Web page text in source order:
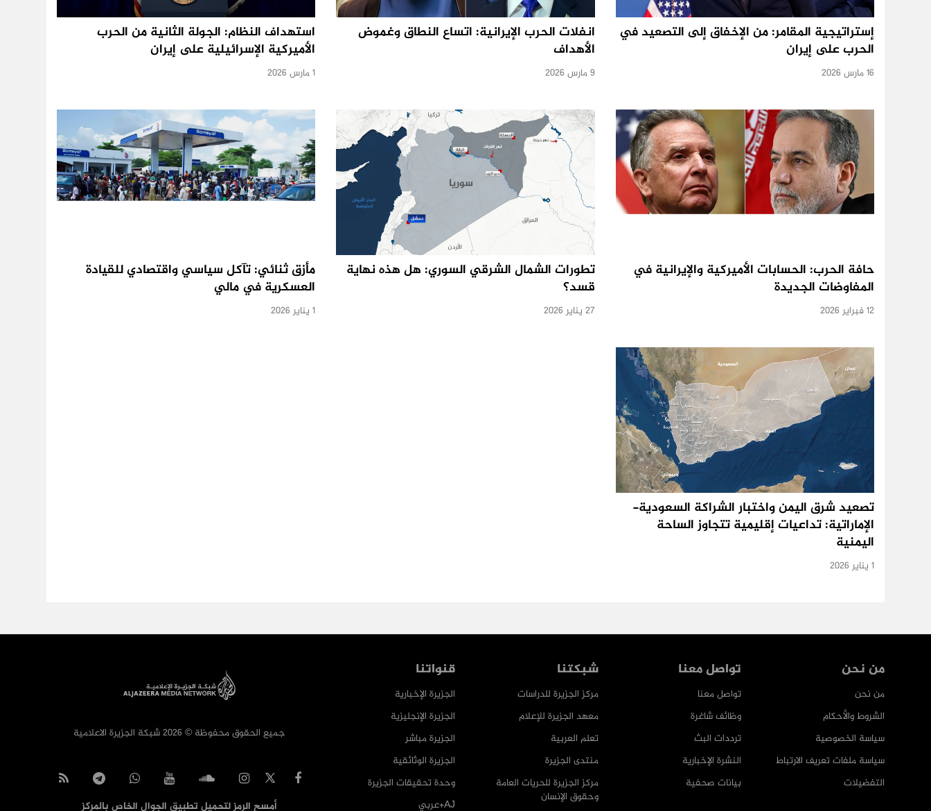
إستراتيجية المقامر: من الإخفاق إلى التصعيد في
الحرب على إيران
16 مارس 2026
انفلات الحرب الإيرانية: اتساع النطاق وغموض
الأهداف
9 مارس 2026
استهداف النظام: الجولة الثانية من الحرب
الأميركية الإسرائيلية على إيران
1 مارس 2026
حافة الحرب: الحسابات الأميركية والإيرانية في
المفاوضات الجديدة
12 فبراير 2026
تطورات الشمال الشرقي السوري: هل هذه نهاية
قسد؟
27 يناير 2026
مأزق ثنائي: تآكل سياسي واقتصادي للقيادة
العسكرية في مالي
1 يناير 2026
تصعيد شرق اليمن واختبار الشراكة السعودية-
الإماراتية: تداعيات إقليمية تتجاوز الساحة
اليمنية
1 يناير 2026
من نحن
من نحن
الشروط والأحكام
سياسة الخصوصية
سياسة ملفات تعريف الارتباط
التفضيلات
تواصل معنا
تواصل معنا
وظائف شاغرة
ترددات البث
النشرة الإخبارية
بيانات صحفية
شبكتنا
مركز الجزيرة للدراسات
معهد الجزيرة للإعلام
تعلم العربية
منتدى الجزيرة
مركز الجزيرة للحريات العامة
وحقوق الإنسان
قنواتنا
الجزيرة الإخبارية
الجزيرة الإنجليزية
الجزيرة مباشر
الجزيرة الوثائقية
وحدة تحقيقات الجزيرة
AJ+عربي
جميع الحقوق محفوظة © 2026 شبكة الجزيرة الاعلامية
أمسح الرمز لتحميل تطبيق الجوال الخاص بالمركز